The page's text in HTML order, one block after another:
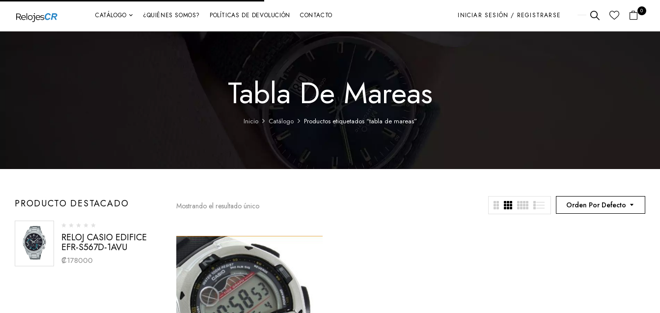
CATÁLOGO ¿QUIÉNES SOMOS? POLÍTICAS DE DEVOLUCIÓN CONTACTO INICIAR SESIÓN / REGISTRARSE
0
Tabla De Mareas
Inicio Catálogo Productos etiquetados “tabla de mareas”
PRODUCTO DESTACADO
RELOJ CASIO EDIFICE
EFR-S567D-1AVU
₡178000
Orden Por Defecto
Mostrando el resultado único